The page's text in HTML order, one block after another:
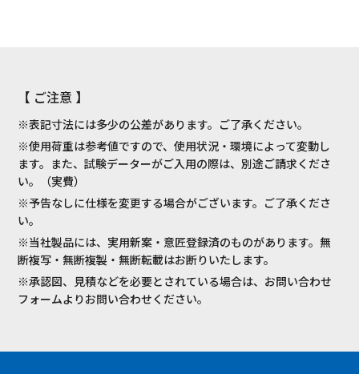
【 ご注意 】
※表記寸法には多少の公差があります。ご了承ください。
※使用荷重は参考値ですので、使用状況・環境によって変動し
ます。また、試験データーがご入用の際は、別途ご請求くださ
い。（実費）
※予告なしに仕様を変更する場合がございます。ご了承くださ
い。
※当社製品には、実用新案・意匠登録済のものがあります。無
断複写・無断複製・無断転載はお断りいたします。
※承認図、見積などを必要とされている場合は、お問い合わせ
フォームよりお問い合わせください。